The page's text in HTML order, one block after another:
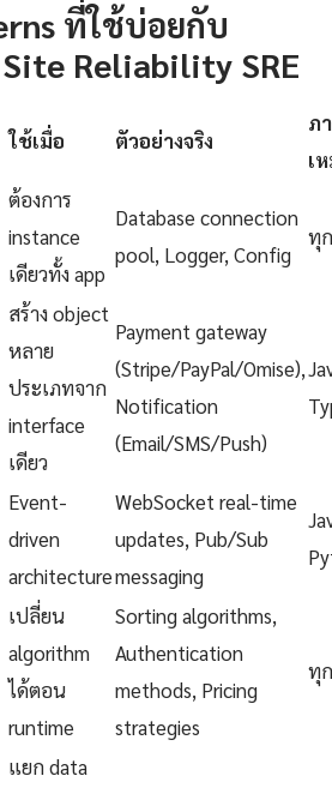
ที่ใช้บ่อยกับ
Reliability SRE
ใช้เมื่อ ตัวอย่างจริง
ภ
เ
ต้องการ
instance
เดียวทั้ง app
Database connection
pool, Logger, Config
ทุ
สร้าง object
หลาย
ประเภทจาก
interface
เดียว
Payment gateway
(Stripe/PayPal/Omise),
Notification
(Email/SMS/Push)
Event-
driven
architecture
WebSocket real-time
updates, Pub/Sub
messaging
เปลี่ยน
algorithm
ได้ตอน
runtime
Sorting algorithms,
Authentication
methods, Pricing
strategies
ทุ
แยก data